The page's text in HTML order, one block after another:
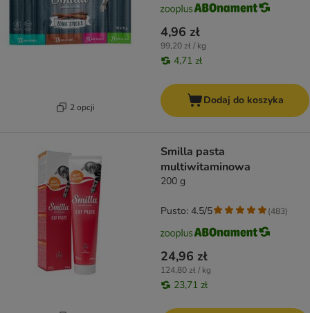
2 opcji
4,96 zł
99,20 zł / kg
4,71 zł
Dodaj do koszyka
Smilla pasta
multiwitaminowa
200 g
24,96 zł
124,80 zł / kg
23,71 zł
Pusto: 4.5/5 (483)